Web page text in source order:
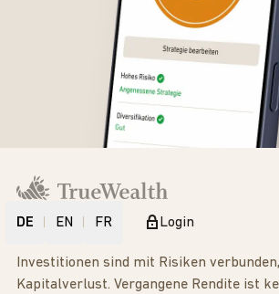
DE EN FR Login
Investitionen sind mit Risiken
Kapitalverlust. Vergangene Rendite ist